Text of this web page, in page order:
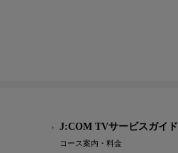
J:COM TVサービスガイド
コース案内・料金